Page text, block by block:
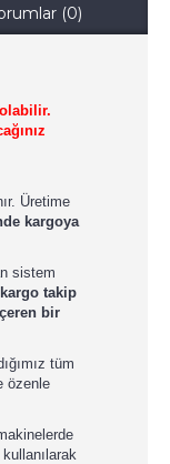
(0)
Üretime
kargoya
sistem
takip
bir
tüm
özenle